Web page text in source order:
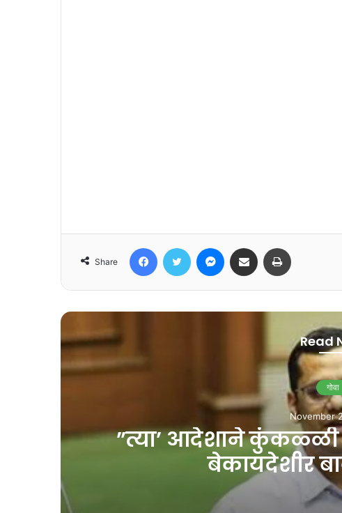
Share
FacebookTwitter Messenger
Share via Email
Read
गोवा
November
”त्या’ आदेशाने कुंकळ्ळी
बेकायदेशीर